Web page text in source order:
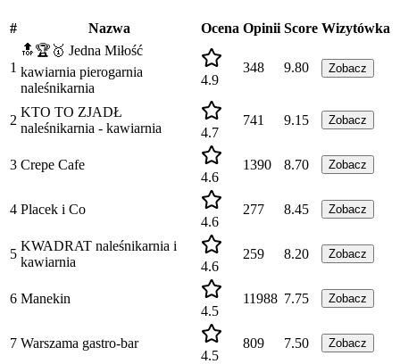
# Nazwa Ocena Opinii Score Wizytówka
1
🔝🏆🥇 Jedna Miłość
kawiarnia pierogarnia
naleśnikarnia
4.9
348 9.80 Zobacz
2
KTO TO ZJADŁ
naleśnikarnia - kawiarnia
4.7
741 9.15 Zobacz
3 Crepe Cafe
4.6
1390 8.70 Zobacz
4 Placek i Co
4.6
277 8.45 Zobacz
5
KWADRAT naleśnikarnia i
kawiarnia
4.6
259 8.20 Zobacz
6 Manekin
4.5
11988 7.75 Zobacz
7 Warszama gastro-bar
4.5
809 7.50 Zobacz